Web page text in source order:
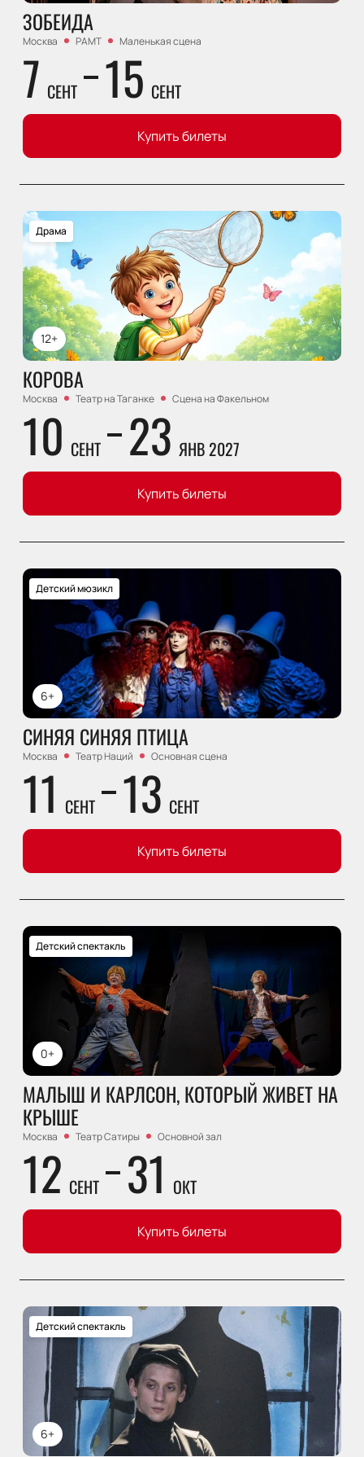
ЗОБЕИДА
Москва РАМТ Маленькая сцена
7 СЕНТ 15 СЕНТ
Купить билеты
12+
Драма
КОРОВА
Москва Театр на Таганке Сцена на Факельном
10 СЕНТ 23 ЯНВ 2027
Купить билеты
6+
Детский мюзикл
СИНЯЯ СИНЯЯ ПТИЦА
Москва Театр Наций Основная сцена
11 СЕНТ 13 СЕНТ
Купить билеты
0+
Детский спектакль
МАЛЫШ И КАРЛСОН, КОТОРЫЙ ЖИВЕТ НА
КРЫШЕ
Москва Театр Сатиры Основной зал
12 СЕНТ 31 ОКТ
Купить билеты
6+
Детский спектакль